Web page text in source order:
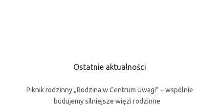
Ostatnie aktualności
Piknik rodzinny „Rodzina w Centrum Uwagi” – wspólnie
budujemy silniejsze więzi rodzinne